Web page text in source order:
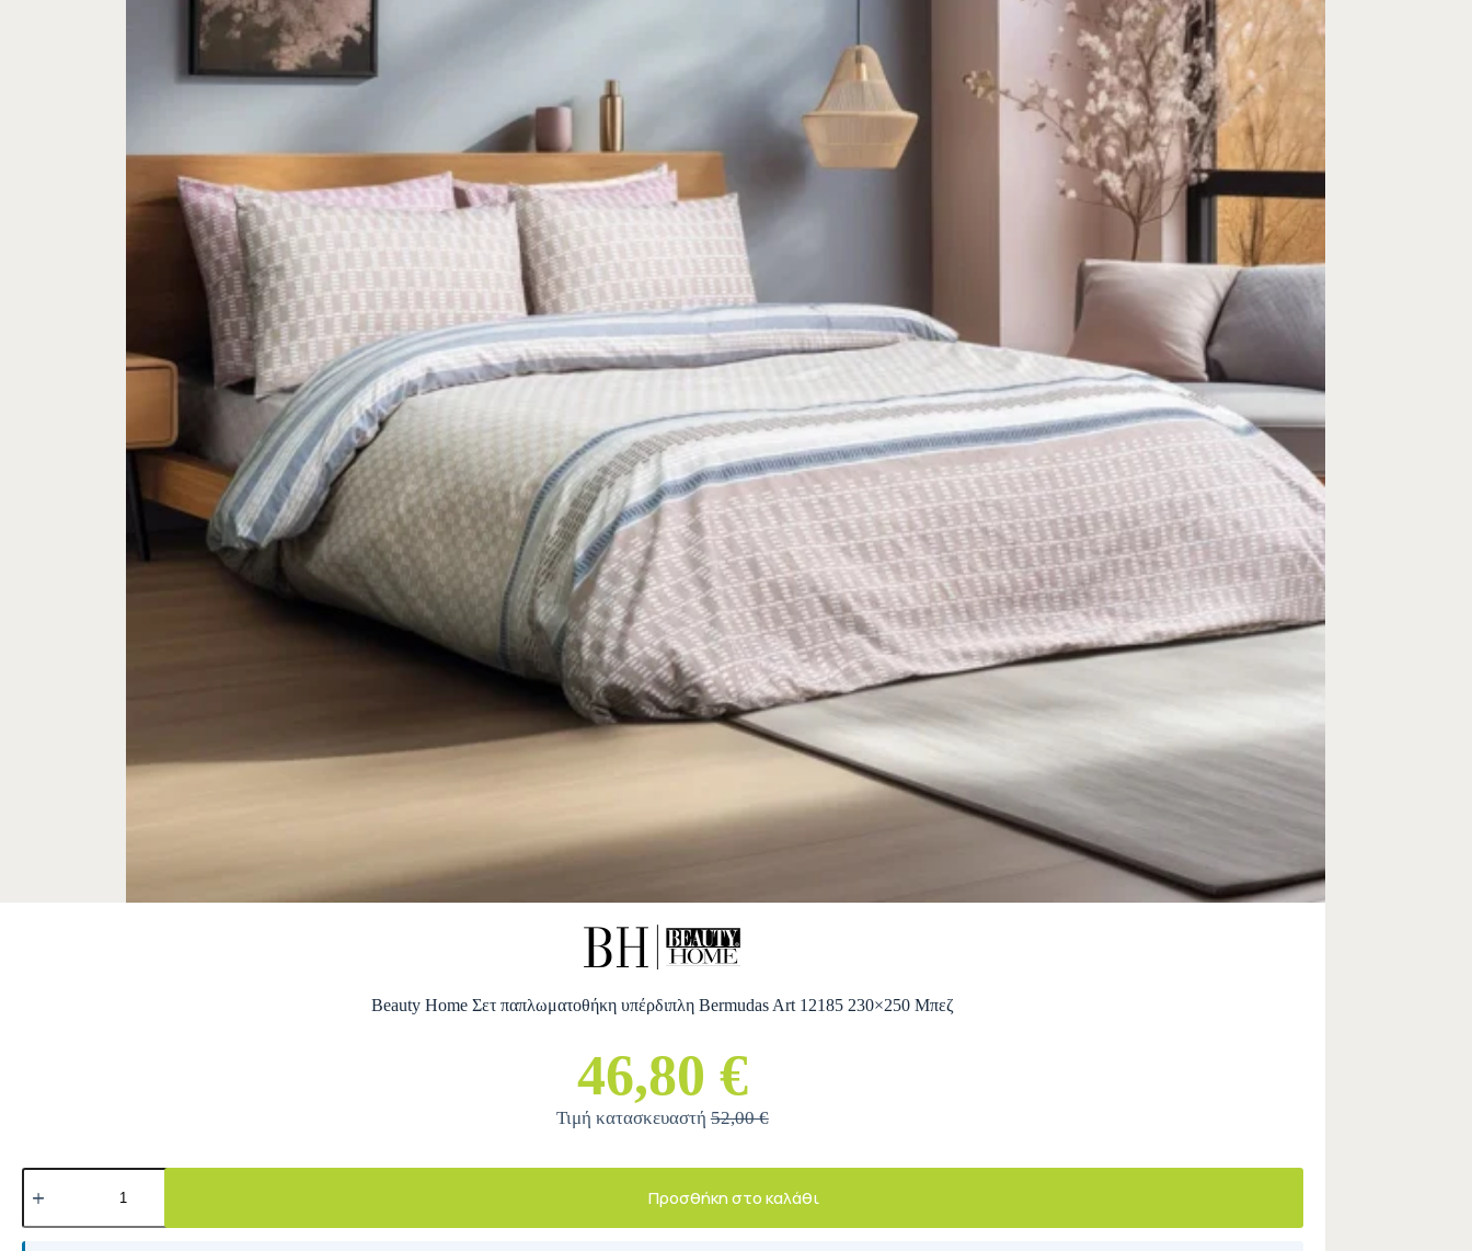
Beauty Home Σετ παπλωματοθήκη υπέρδιπλη Bermudas Art 12185 230×250 Μπεζ
46,80 €
Τιμή κατασκευαστή52,00 €
Προσθήκη στο καλάθι
A